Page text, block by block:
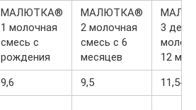
МАЛЮТКА®
1 молочная
смесь с
рождения
МАЛЮТКА®
2 молочная
смесь с 6
месяцев
3
12
9,6 9,5
11,54